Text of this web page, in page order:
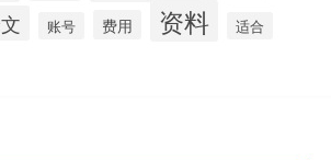
账号 费用 资料 适合